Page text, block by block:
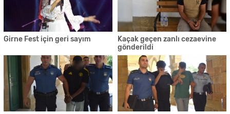
Girne Fest için geri sayım
Kaçak geçen zanlı cezaevine
gönderildi